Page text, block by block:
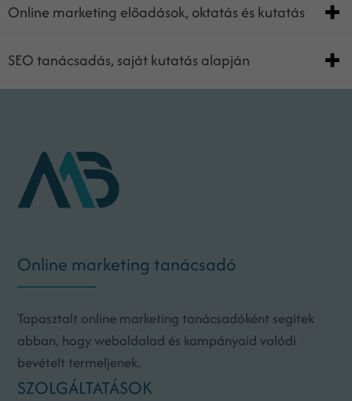
Online marketing előadások, oktatás és kutatás
SEO tanácsadás, saját kutatás alapján
Online marketing tanácsadó
Tapasztalt online marketing tanácsadóként segítek
abban, hogy weboldalad és kampányaid valódi
bevételt termeljenek.
SZOLGÁLTATÁSOK